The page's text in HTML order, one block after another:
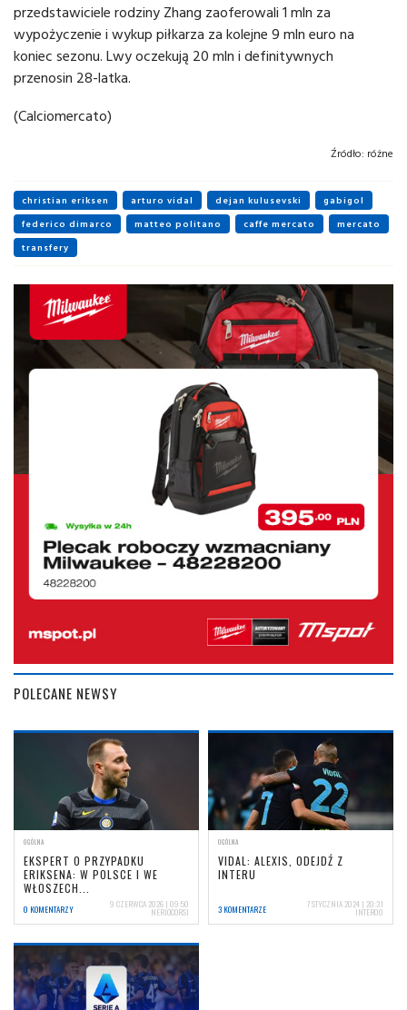
przedstawiciele rodziny Zhang zaoferowali 1 mln za
wypożyczenie i wykup piłkarza za kolejne 9 mln euro na
koniec sezonu. Lwy oczekują 20 mln i definitywnych
przenosin 28-latka.
(Calciomercato)
Źródło: różne
christian eriksen arturo vidal dejan kulusevski
gabigol
federico dimarco
matteo politano caffe mercato
mercato
transfery
POLECANE NEWSY
OGÓLNA
EKSPERT O PRZYPADKU
ERIKSENA: W POLSCE I WE
WŁOSZECH...
0 KOMENTARZY 9 CZERWCA 2026 | 09:50
NERIOCORSI
OGÓLNA
VIDAL: ALEXIS, ODEJDŹ Z
INTERU
3 KOMENTARZE 7 STYCZNIA 2024 | 20:31
INTER00